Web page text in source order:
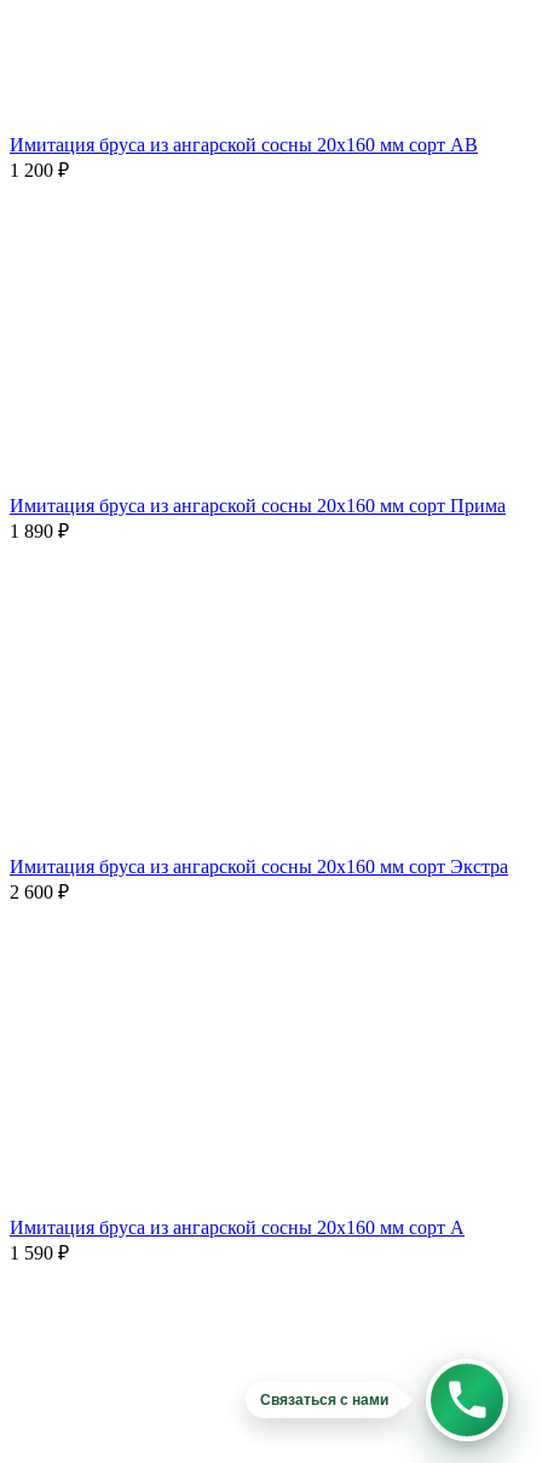
Имитация бруса из ангарской сосны 20х160 мм сорт AВ
1 200 ₽
Имитация бруса из ангарской сосны 20х160 мм сорт Прима
1 890 ₽
Имитация бруса из ангарской сосны 20х160 мм сорт Экстра
2 600 ₽
Имитация бруса из ангарской сосны 20х160 мм сорт A
1 590 ₽
Связаться с нами